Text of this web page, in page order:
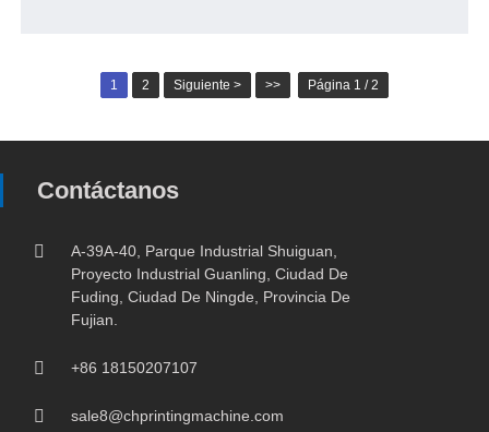
1 2 Siguiente > >> Página 1 / 2
Contáctanos
A-39A-40, Parque Industrial Shuiguan,
Proyecto Industrial Guanling, Ciudad De
Fuding, Ciudad De Ningde, Provincia De
Fujian.
+86 18150207107
sale8@chprintingmachine.com